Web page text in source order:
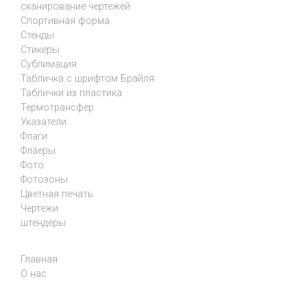
сканирование чертежей
Спортивная форма
Стенды
Стикеры
Сублимация
Табличка с шрифтом Брайля
Таблички из пластика
Термотрансфер
Указатели
Флаги
Флаеры
Фото
Фотозоны
Цветная печать
Чертежи
штендеры
Главная
О нас